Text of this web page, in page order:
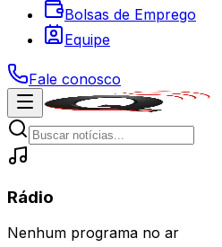
Bolsas de Emprego
Equipe
Fale conosco
Rádio
Nenhum programa no ar